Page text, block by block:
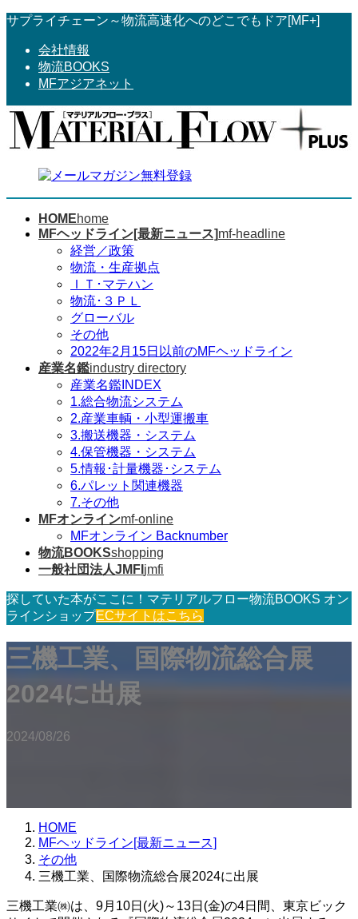
コ
へ
ス
ナ
ョ
ン
サプライチェーン～物流高速化へのどこでもドア[MF+]
会社情報
物流BOOKS
MFアジアネット
HOMEhome
MFヘッドライン[最新ニュース]mf-headline
経営／政策
物流・生産拠点
ＩＴ･マテハン
物流･３ＰＬ
グローバル
その他
2022年2月15日以前のMFヘッドライン
産業名鑑industry directory
産業名鑑INDEX
1.総合物流システム
2.産業車輌・小型運搬車
3.搬送機器・システム
4.保管機器・システム
5.情報･計量機器･システム
6.パレット関連機器
7.その他
MFオンラインmf-online
MFオンライン Backnumber
物流BOOKSshopping
一般社団法人JMFI jmfi
探していた本がここに！マテリアルフロー物流BOOKS オン
ラインショップECサイトはこちら
三機工業、国際物流総合展
2024に出展
2024/08/26
HOME
MFヘッドライン[最新ニュース]
その他
三機工業、国際物流総合展2024に出展
三機工業㈱は、9月10日(火)～13日(金)の4日間、東京ビック